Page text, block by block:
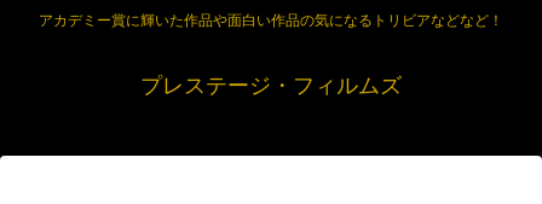
アカデミー賞に輝いた作品や面白い作品の気になるトリビアなどなど！
プレステージ・フィルムズ